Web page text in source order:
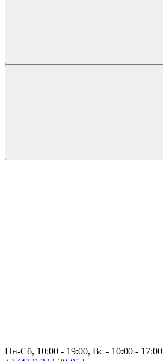
Пн-Сб, 10:00 - 19:00, Вс - 10:00 - 17:00